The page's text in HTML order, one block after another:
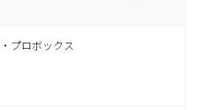
プロボックス